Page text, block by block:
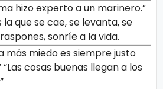
hizo experto a un marinero.”
que se cae, se levanta, se
sonríe a la vida.
más miedo es siempre justo
cosas buenas llegan a los